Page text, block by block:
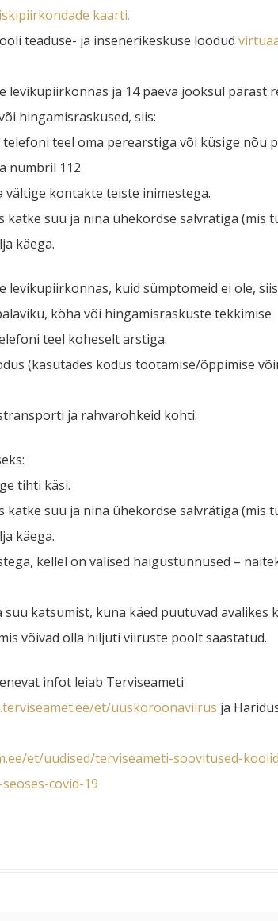
kaarti.
teaduse- ja insenerikeskuse loodud
levikupiirkonnas ja 14 päeva jooksul pärast
hingamisraskused, siis:
telefoni teel oma perearstiga või küsige nõu
numbril 112.
vältige kontakte teiste inimestega.
katke suu ja nina ühekordse salvrätiga (mis
käega.
levikupiirkonnas, kuid sümptomeid ei ole,
köha või hingamisraskuste tekkimise
teel koheselt arstiga.
(kasutades kodus töötamise/õppimise
ja rahvarohkeid kohti.
tihti käsi.
katke suu ja nina ühekordse salvrätiga (mis
käega.
kellel on välised haigustunnused –
suu katsumist, kuna käed puutuvad
võivad olla hiljuti viiruste poolt saastatud.
infot leiab Terviseameti
et/uuskoroonaviirus ja
et/uudised/terviseameti-soovitused-
covid-19